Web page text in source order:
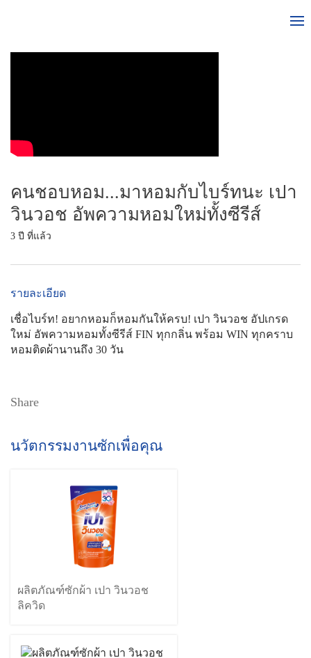
คนชอบหอม...มาหอมกับไบร์ทนะ เปา
วินวอช อัพความหอมใหม่ทั้งซีรีส์
3 ปี ที่แล้ว
รายละเอียด
เชื่อไบร์ท! อยากหอมก็หอมกันให้ครบ! เปา วินวอช อัปเกรด
ใหม่ อัพความหอมทั้งซีรีส์ FIN ทุกกลิ่น พร้อม WIN ทุกคราบ
หอมติดผ้านานถึง 30 วัน
Share
นวัตกรรมงานซักเพื่อคุณ
ผลิตภัณฑ์ซักผ้า เปา วินวอช
ลิควิด